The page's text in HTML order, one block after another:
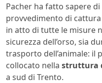
Pacher ha fatto sapere
provvedimento di
in atto di tutte le misure
sicurezza dell’orso, sia
trasporto dell’animale: il
collocato nella struttura
a sud di Trento.